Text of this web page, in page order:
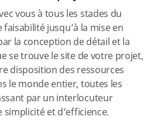
vous à tous les stades du
jusqu’à la mise en
la conception de détail et la
se trouve le site de votre projet,
disposition des ressources
le monde entier, toutes les
par un interlocuteur
et d’efficience.